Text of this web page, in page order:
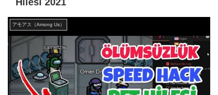
アモアス（Among Us）